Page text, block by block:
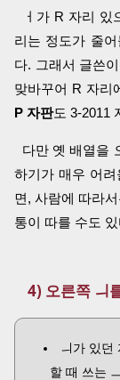
ㅓ가 R 자리 있
리는 정도가 줄
다. 그래서 글쓴
맞바꾸어 R 자리
P 자판도 3-2011
다만 옛 배열을
하기가 매우 어
면, 사람에 따라
통이 따를 수도
4) 오른쪽 ㅢ
ㅢ가 있던
할 때 쓰는